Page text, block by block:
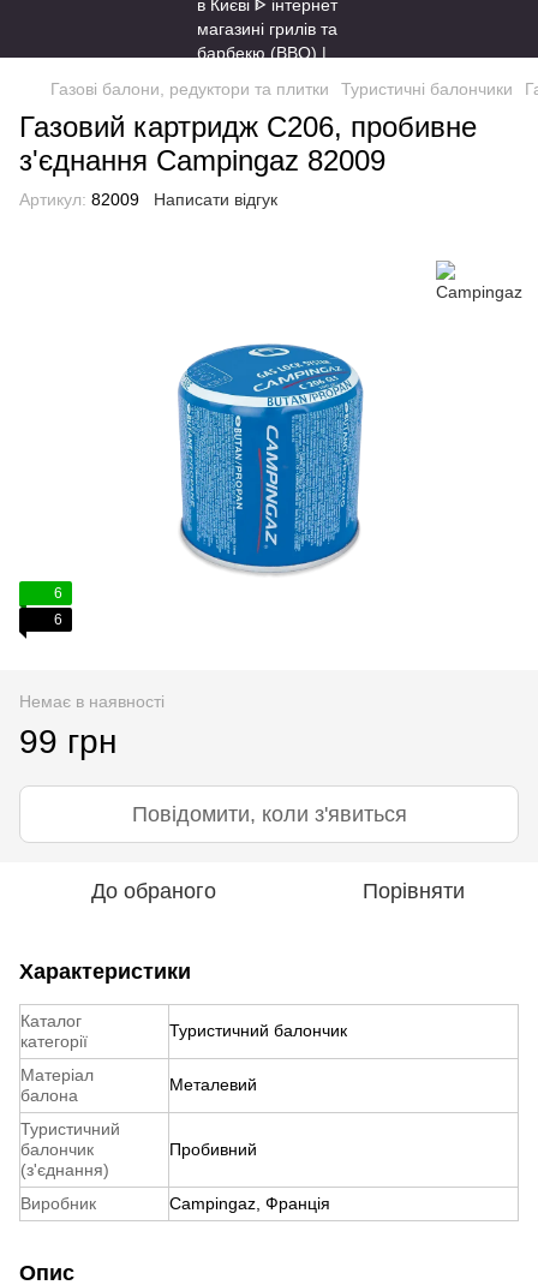
Газові балони, редуктори та плитки Туристичні балончики
Газовий картридж C206, пробивне
з'єднання Campingaz 82009
Артикул: 82009 Написати відгук
6
6
Немає в наявності
99 грн
Повідомити, коли з'явиться
До обраного Порівняти
Характеристики
Каталог
категорії
Туристичний балончик
Матеріал
балона
Металевий
Туристичний
балончик
(з'єднання)
Пробивний
Виробник Campingaz, Франція
Опис